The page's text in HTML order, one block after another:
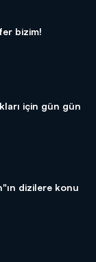
bizim!
için gün gün
dizilere konu